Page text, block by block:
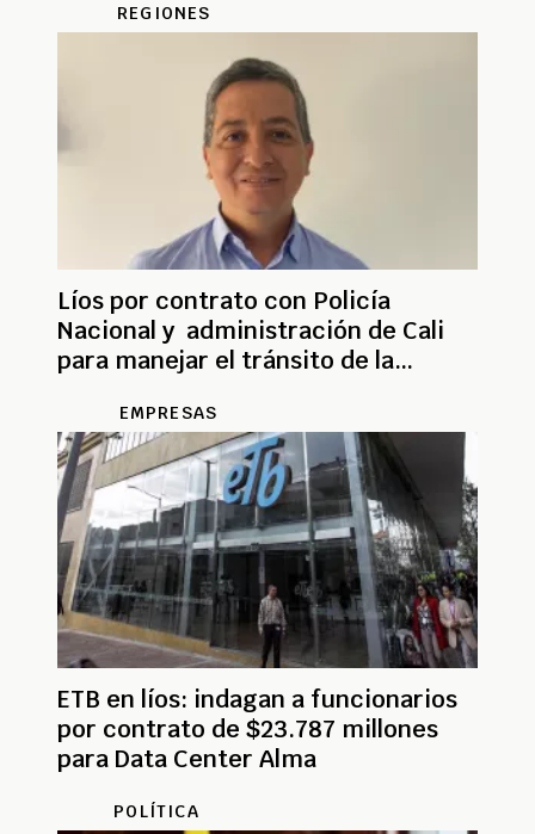
REGIONES
Líos por contrato con Policía
Nacional y administración de Cali
para manejar el tránsito de la
EMPRESAS
ETB en líos: indagan a funcionarios
por contrato de $23.787 millones
para Data Center Alma
POLÍTICA